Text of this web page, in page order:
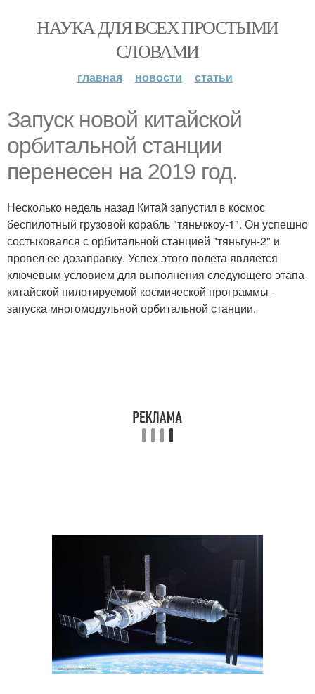
НАУКА ДЛЯ ВСЕХ ПРОСТЫМИ
СЛОВАМИ
главная новости статьи
Запуск новой китайской
орбитальной станции
перенесен на 2019 год.
Несколько недель назад Китай запустил в космос
беспилотный грузовой корабль "тяньчжоу-1". Он успешно
состыковался с орбитальной станцией "тяньгун-2" и
провел ее дозаправку. Успех этого полета является
ключевым условием для выполнения следующего этапа
китайской пилотируемой космической программы -
запуска многомодульной орбитальной станции.